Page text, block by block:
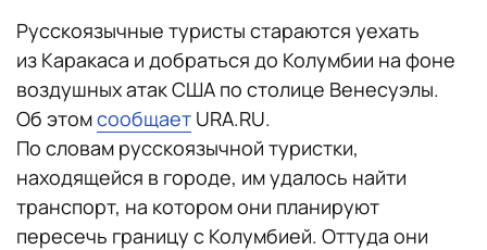
Русскоязычные туристы стараются уехать
из Каракаса и добраться до Колумбии на фоне
воздушных атак США по столице Венесуэлы.
Об этомсообщает URA.RU.
По словам русскоязычной туристки,
находящейся в городе, им удалось найти
транспорт, на котором они планируют
пересечь границу с Колумбией. Оттуда они